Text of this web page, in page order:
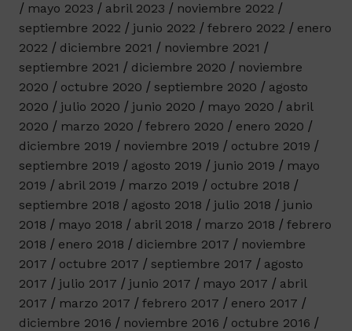
mayo 2023
abril 2023
noviembre 2022
septiembre 2022
junio 2022 febrero 2022
enero
2022
diciembre 2021
noviembre 2021
septiembre 2021
diciembre 2020
noviembre
2020
octubre 2020 septiembre 2020
agosto
2020
julio 2020 junio 2020 mayo 2020
abril
2020
marzo 2020 febrero 2020
enero 2020
diciembre 2019
noviembre 2019
octubre 2019
septiembre 2019
agosto 2019 junio 2019
mayo
2019
abril 2019 marzo 2019
octubre 2018
septiembre 2018
agosto 2018 julio 2018
junio
2018
mayo 2018 abril 2018 marzo 2018
febrero
2018
enero 2018 diciembre 2017
noviembre
2017
octubre 2017 septiembre 2017
agosto
2017
julio 2017 junio 2017 mayo 2017
abril
2017
marzo 2017 febrero 2017
enero 2017
diciembre 2016
noviembre 2016
octubre 2016